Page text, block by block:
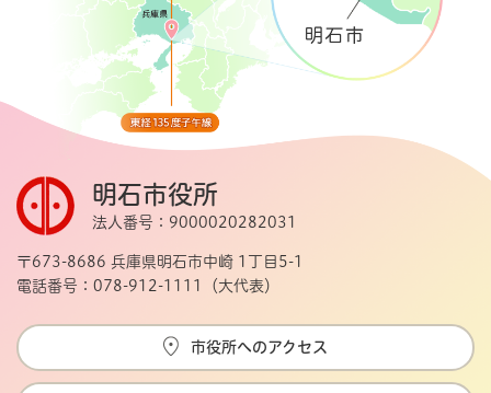
明石市役所
法人番号：9000020282031
〒673-8686 兵庫県明石市中崎 1丁目5-1
電話番号：078-912-1111（大代表）
市役所へのアクセス